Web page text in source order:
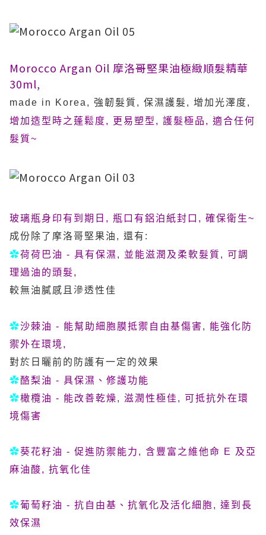
Morocco Argan Oil 摩洛哥堅果油極緻順髮精華
30ml,
made in Korea, 強韌髮質, 保濕護髮, 增加光澤度,
增加造型時之蓬鬆度,
更易塑型, 護髮極品, 適合任何
髮質~
玻璃瓶身印有到期日, 瓶口有鋁泊紙封口, 確保衛生~
成份除了摩洛哥堅果油, 還有:
✿荷荷巴油 - 具有保濕, 並能滋潤及柔軟髮質, 可調
理過油的頭髮,
較無油膩感且滲透性佳
✿沙棘油 - 能幫助細胞膜抵禦自由基傷害, 能強化防
禦外在環境,
對於日曬前的防護有一定的效果
✿酪梨油 - 具保濕、修護功能
✿橄欖油 - 能改善乾燥, 滋潤性極佳, 可抵抗外在環
境傷害
✿葵花籽油 - 促進防禦能力, 含豐富之維他命 E 及亞
麻油酸, 抗氧化佳
✿葡萄籽油 - 抗自由基、抗氧化及活化細胞, 達到長
效保濕